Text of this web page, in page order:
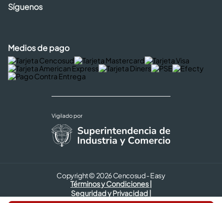
Síguenos
Medios de pago
Copyright © 2026 Cencosud - Easy
Términos y Condiciones |
Seguridad y Privacidad |